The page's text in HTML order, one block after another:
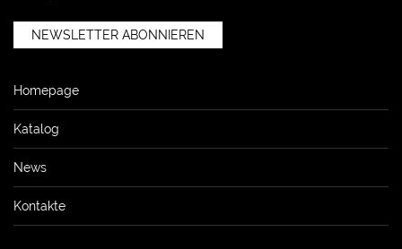
NEWSLETTER ABONNIEREN
Homepage
Katalog
News
Kontakte